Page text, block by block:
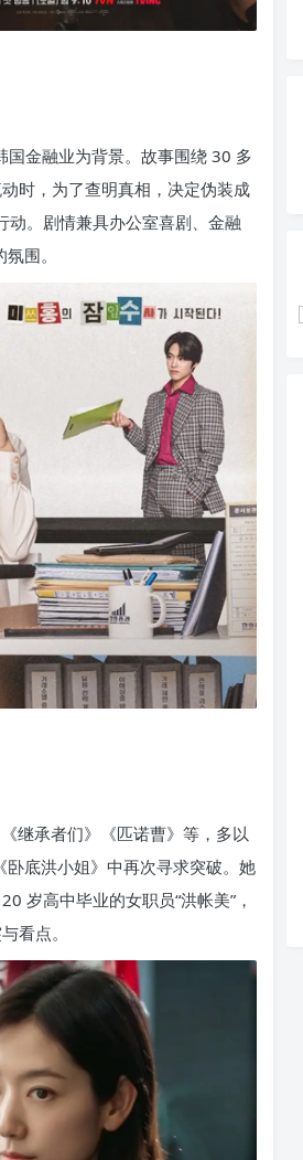
国金融业为背景。故事围绕 30 多
时，为了查明真相，决定伪装成
动。剧情兼具办公室喜剧、金融
围。
继承者们》《匹诺曹》等，多以
底洪小姐》中再次寻求突破。她
岁高中毕业的女职员“洪帐美”，
看点。